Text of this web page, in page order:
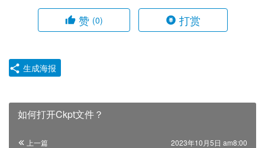
赞 (0) 打赏
生成海报
如何打开Ckpt文件？
上一篇 2023年10月5日 am8:00